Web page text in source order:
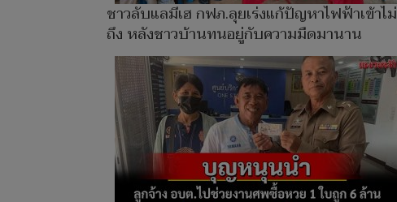
ชาวลับแลมีเฮ กฟภ.ลุยเร่งแก้ปัญหาไฟฟ้าเข้าไม่
ถึง หลังชาวบ้านทนอยู่กับความมืดมานาน